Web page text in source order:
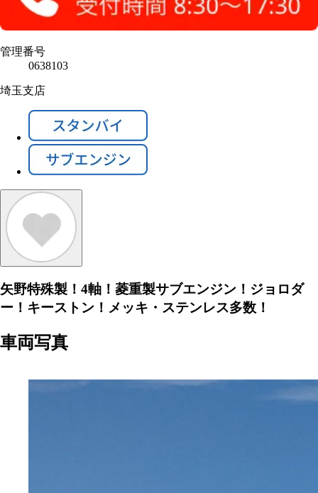
管理番号
0638103
埼玉支店
矢野特殊製！4軸！菱重製サブエンジン！ジョロダ
ー！キーストン！メッキ・ステンレス多数！
車両写真